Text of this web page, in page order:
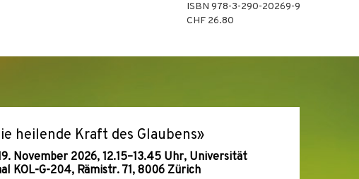
ISBN 978-3-290-20269-9
CHF 26.80
heilende Kraft des Glaubens»
November 2026, 12.15–13.45 Uhr, Universität
KOL-G-204, Rämistr. 71, 8006 Zürich